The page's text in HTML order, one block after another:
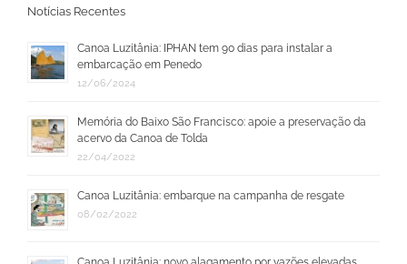
Notícias Recentes
Canoa Luzitânia: IPHAN tem 90 dias para instalar a
embarcação em Penedo
12/06/2024
Memória do Baixo São Francisco: apoie a preservação da
acervo da Canoa de Tolda
22/04/2022
Canoa Luzitânia: embarque na campanha de resgate
08/02/2022